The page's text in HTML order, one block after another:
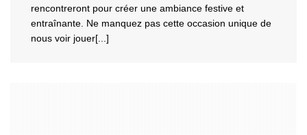
rencontreront pour créer une ambiance festive et
entraînante. Ne manquez pas cette occasion unique de
nous voir jouer[...]